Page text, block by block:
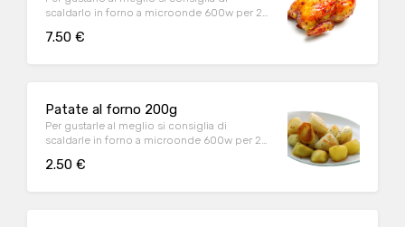
scaldarlo in forno a microonde 600w per 2
bolognese (sale, rosmarino, aglio, salvia,
7.50 €
Patate al forno 200g
Per gustarle al meglio si consiglia di
scaldarle in forno a microonde 600w per 2
girasole, sale, aglio, rosmarino, salvia, pepe
2.50 €